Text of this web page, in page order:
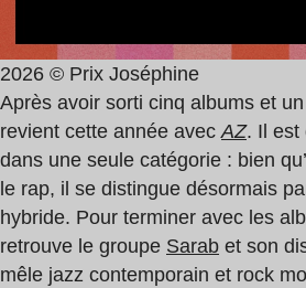
2026 © Prix Joséphine
Après avoir sorti cinq albums et un
revient cette année avecAZ. Il est
dans une seule catégorie : bien
le rap, il se distingue désormais
hybride. Pour terminer avec les
retrouve le groupe Sarab et son
mêle jazz contemporain et rock